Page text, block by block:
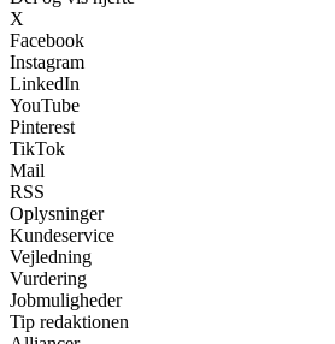
X
Facebook
Instagram
LinkedIn
YouTube
Pinterest
TikTok
Mail
RSS
Oplysninger
Kundeservice
Vejledning
Vurdering
Jobmuligheder
Tip redaktionen